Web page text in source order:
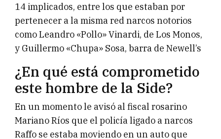
14 implicados, entre los que estaban por
pertenecer a la misma red narcos notorios
como Leandro «Pollo» Vinardi, de Los Monos,
y Guillermo «Chupa» Sosa, barra de Newell’s
¿En qué está comprometido
este hombre de la Side?
En un momento le avisó al fiscal rosarino
Mariano Ríos que el policía ligado a narcos
Raffo se estaba moviendo en un auto que